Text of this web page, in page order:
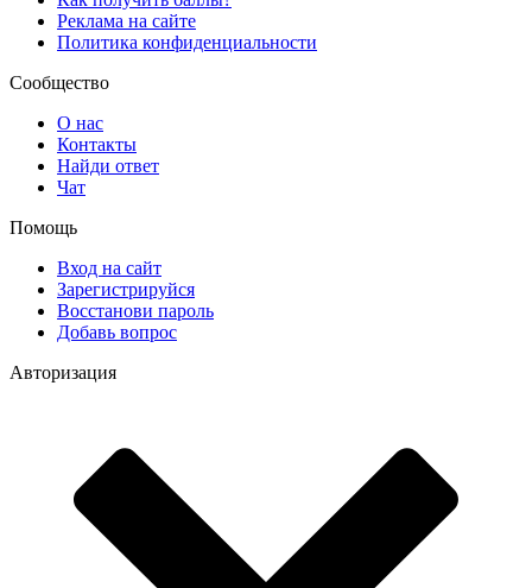
Реклама на сайте
Политика конфиденциальности
Сообщество
О нас
Контакты
Найди ответ
Чат
Помощь
Вход на сайт
Зарегистрируйся
Восстанови пароль
Добавь вопрос
Авторизация